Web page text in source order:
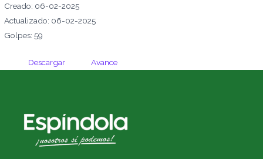
Creado: 06-02-2025
Actualizado: 06-02-2025
Golpes: 59
Descargar Avance